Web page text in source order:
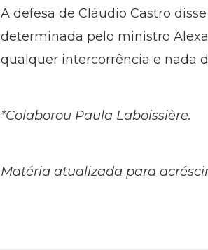
A defesa de Cláudio Castro
determinada pelo ministro
qualquer intercorrência e nada
*Colaborou Paula Laboissière.
Matéria atualizada para